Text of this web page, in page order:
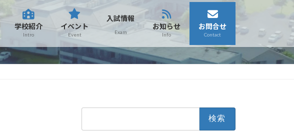
学校紹介
Intro
イベント
Event
入試情報
Exam
お知らせ
Info
お問合せ
Contact